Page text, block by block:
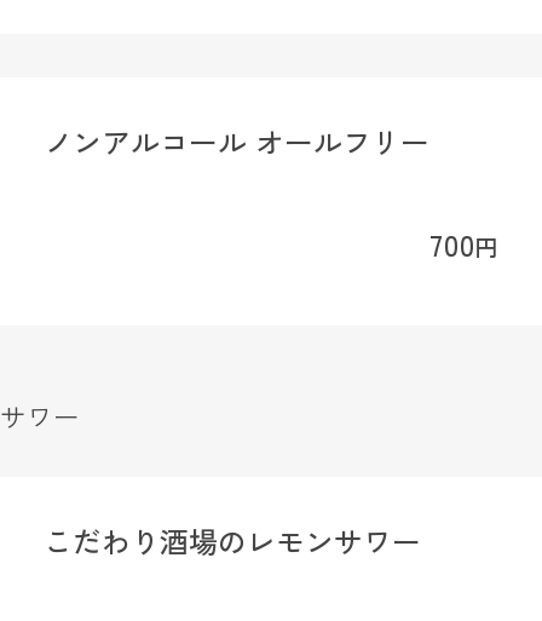
700円
ノンアルコール オールフリー
サワー
こだわり酒場のレモンサワー